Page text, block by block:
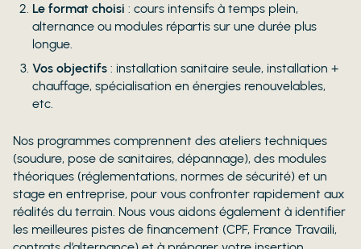
Le format choisi : cours intensifs à temps plein,
alternance ou modules répartis sur une durée plus
longue.
Vos objectifs : installation sanitaire seule, installation +
chauffage, spécialisation en énergies renouvelables,
etc.
Nos programmes comprennent des ateliers techniques
(soudure, pose de sanitaires, dépannage), des modules
théoriques (réglementations, normes de sécurité) et un
stage en entreprise, pour vous confronter rapidement aux
réalités du terrain. Nous vous aidons également à identifier
les meilleures pistes de financement (CPF, France Travaili,